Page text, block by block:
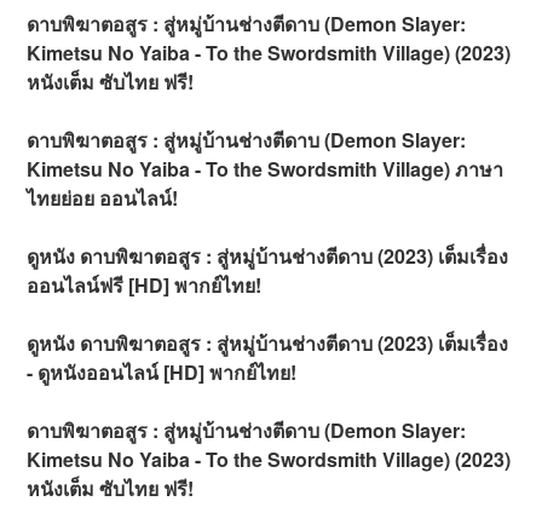
ดาบพิฆาตอสูร : สู่หมู่บ้านช่างตีดาบ (Demon Slayer:
Kimetsu No Yaiba - To the Swordsmith Village) (2023)
หนังเต็ม ซับไทย ฟรี!
ดาบพิฆาตอสูร : สู่หมู่บ้านช่างตีดาบ (Demon Slayer:
Kimetsu No Yaiba - To the Swordsmith Village) ภาษา
ไทยย่อย ออนไลน์!
ดูหนัง ดาบพิฆาตอสูร : สู่หมู่บ้านช่างตีดาบ (2023) เต็มเรื่อง
ออนไลน์ฟรี [HD] พากย์ไทย!
ดูหนัง ดาบพิฆาตอสูร : สู่หมู่บ้านช่างตีดาบ (2023) เต็มเรื่อง
- ดูหนังออนไลน์ [HD] พากย์ไทย!
ดาบพิฆาตอสูร : สู่หมู่บ้านช่างตีดาบ (Demon Slayer:
Kimetsu No Yaiba - To the Swordsmith Village) (2023)
หนังเต็ม ซับไทย ฟรี!